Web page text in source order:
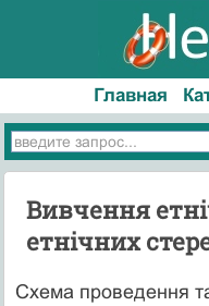
Главная
Вивчення
етнічних
Схема проведення